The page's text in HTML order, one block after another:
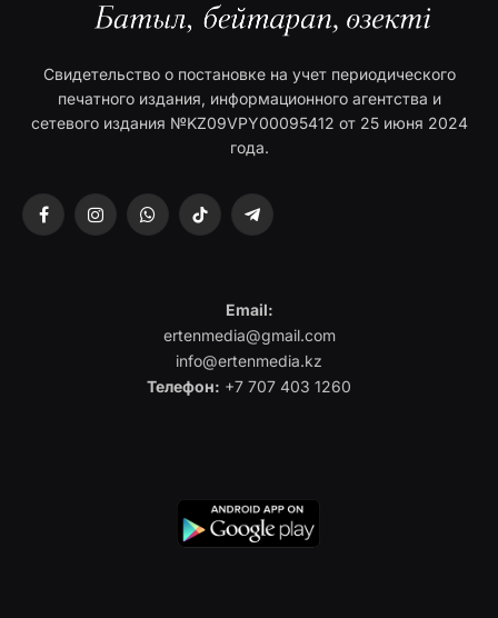
Свидетельство о постановке на учет периодического
печатного издания, информационного агентства и
сетевого издания №KZ09VPY00095412 от 25 июня 2024
года.
FacebookInstagramWhatsAppTikTok Telegram
Email:
ertenmedia@gmail.com
info@ertenmedia.kz
Телефон: +7 707 403 1260